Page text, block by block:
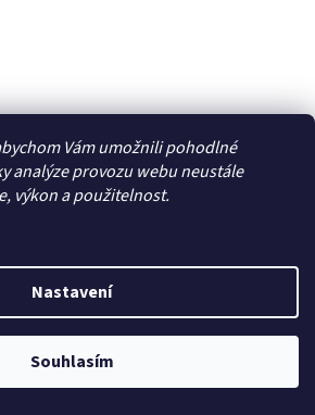
Vám umožnili pohodlné
analýze provozu webu neustále
výkon a použitelnost.
Nastavení
Souhlasím
- elektrospecialista - RC modely,
alarmy, domácí audio. Všechna
Upravit nastavení cookies